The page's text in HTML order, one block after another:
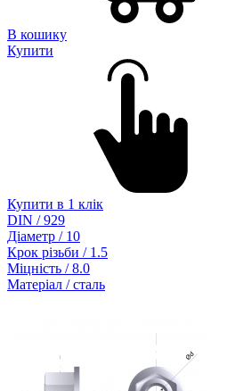
В кошику
Купити
Купити в 1 клік
DIN / 929
Діаметр / 10
Крок різьби / 1.5
Міцність / 8.0
Матеріал / сталь